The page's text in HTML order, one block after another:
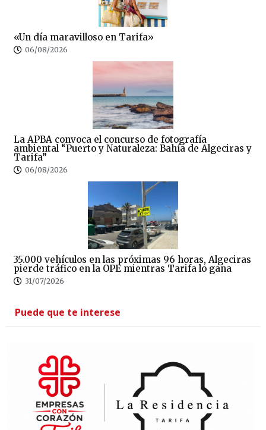
«Un día maravilloso en Tarifa»
06/08/2026
La APBA convoca el concurso de fotografía
ambiental “Puerto y Naturaleza: Bahía de Algeciras y
Tarifa”
06/08/2026
35.000 vehículos en las próximas 96 horas, Algeciras
pierde tráfico en la OPE mientras Tarifa lo gana
31/07/2026
Puede que te interese